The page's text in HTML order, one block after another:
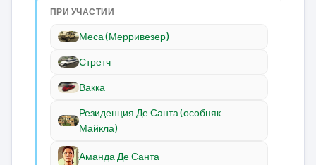
ПРИ УЧАСТИИ
Меса (Мерривезер)
Стретч
Вакка
Резиденция Де Санта (особняк
Майкла)
Аманда Де Санта